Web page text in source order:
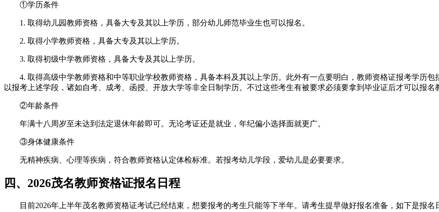
①学历条件
1. 取得幼儿园教师资格，具备大专及其以上学历，部分幼儿师范毕业生也可以报名。
2. 取得小学教师资格，具备大专及其以上学历。
3. 取得初级中学教师资格，具备大专及其以上学历。
4. 取得高级中学教师资格和中等职业学校教师资格，具备本科及其以上学历。此外有一点要明白，教师资格证报考学历
以报考上述学段，诸如自考、成考、函授、开放大学等非全日制学历。不过这些考生有被要求必须要拿到毕业证后才可以报名
②年龄条件
年满十八周岁至未达到法定退休年龄即可。无论考证还是就业，年纪偏小选择面就更广。
③身体健康条件
无精神疾病、心理等疾病，符合教师资格认定体检标准。若报考幼儿学段，爱幼儿是必要要求。
四、2026茂名教师资格证报名日程
目前2026年上半年茂名教师资格证考试已经结束，想要报考的考生只能等下半年。请考生提早做好报名准备，如下是报名